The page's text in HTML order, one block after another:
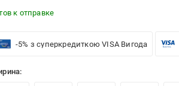
к отправке
-5% з суперкредиткою VISA Вигода